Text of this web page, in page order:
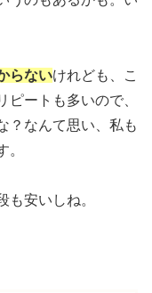
らないけれども、こ
ートも多いので、
？なんて思い、私も
。
安いしね。